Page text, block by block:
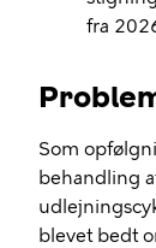
fra
Som
behandling
blevet bedt